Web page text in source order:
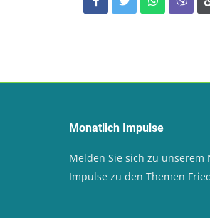
Monatlich Impulse
Melden Sie sich zu
Impulse zu den Themen